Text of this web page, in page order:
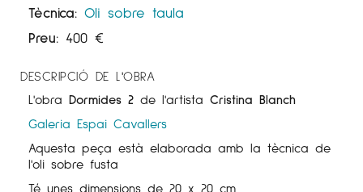
Tècnica: Oli sobre taula
Preu: 400 €
DESCRIPCIÓ DE L'OBRA
L'obra Dormides 2 de l'artista Cristina Blanch
Galeria Espai Cavallers
Aquesta peça està elaborada amb la tècnica de
l'oli sobre fusta
Té unes dimensions de 20 x 20 cm